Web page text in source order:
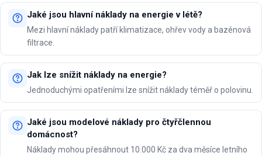
Jaké jsou hlavní náklady na energie v létě?
Mezi hlavní náklady patří klimatizace, ohřev vody a bazénová
filtrace.
Jak lze snížit náklady na energie?
Jednoduchými opatřeními lze snížit náklady téměř o polovinu.
Jaké jsou modelové náklady pro čtyřčlennou
domácnost?
Náklady mohou přesáhnout 10.000 Kč za dva měsíce letního